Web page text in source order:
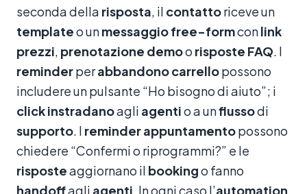
seconda della risposta, il contattoriceve un
templateo unmessaggiofree-formconlink
prezzi, prenotazione demoo risposte FAQ. I
reminderperabbandono carrellopossono
includere un pulsante “Ho bisogno di aiuto”; i
clickinstradanoagli agentio a unflussodi
supporto. I reminderappuntamentopossono
chiedere “Confermi o riprogrammi?” e le
risposteaggiornano il bookingo fanno
handoffagli agenti. In ogni caso l’automation